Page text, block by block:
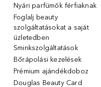
Nyári parfümök férfiaknak
Foglalj beauty
szolgáltatásokat a saját
üzletedben
Sminkszolgáltatások
Bőrápolási kezelések
Prémium ajándékdoboz
Douglas Beauty Card